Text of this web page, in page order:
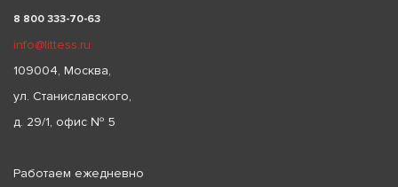
8 800 333-70-63
info@littess.ru
109004, Москва,
ул. Станиславского,
д. 29/1, офис № 5
Работаем ежедневно